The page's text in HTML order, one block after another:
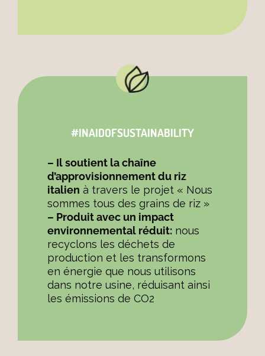
#INAIDOFSUSTAINABILITY
– Il soutient la chaîne
d’approvisionnement du riz
italien à travers le projet « Nous
sommes tous des grains de riz »
– Produit avec un impact
environnemental réduit: nous
recyclons les déchets de
production et les transformons
en énergie que nous utilisons
dans notre usine, réduisant ainsi
les émissions de CO2